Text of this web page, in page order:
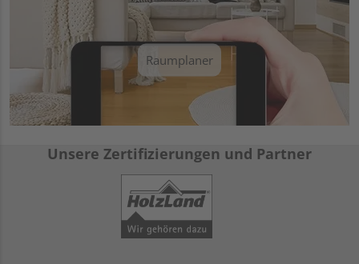
Raumplaner
Unsere Zertifizierungen und Partner